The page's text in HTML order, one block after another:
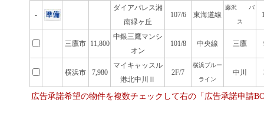
-
ダイアパレス湘
南緑ヶ丘
107/6 東海道線
藤沢 バ
ス
三鷹市 11,800
中銀三鷹マンシ
オン
101/8 中央線 三鷹
横浜市 7,980
マイキャッスル
港北中川Ⅱ
2F/7
横浜ブルー
ライン
中川
広告承諾希望の物件を複数チェックして右の「広告承諾申請